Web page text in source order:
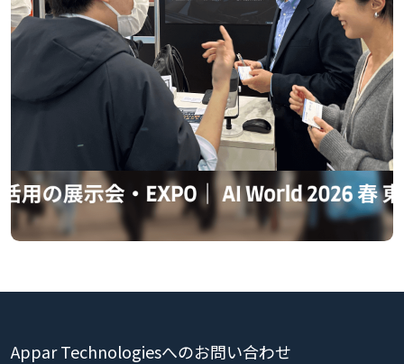
Appar Technologiesへのお問い合わせ